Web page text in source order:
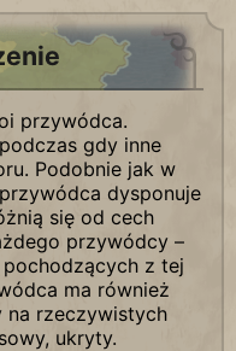
przywódca.
gdy inne
Podobnie jak w
dysponuje
się od cech
przywódcy –
z tej
ma również
rzeczywistych
ukryty.